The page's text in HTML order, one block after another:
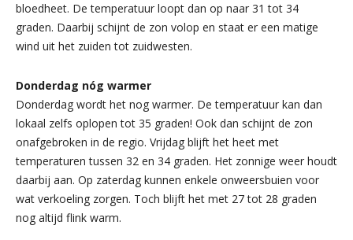
bloedheet. De temperatuur loopt dan op naar 31 tot 34
graden. Daarbij schijnt de zon volop en staat er een matige
wind uit het zuiden tot zuidwesten.
Donderdag nóg warmer
Donderdag wordt het nog warmer. De temperatuur kan dan
lokaal zelfs oplopen tot 35 graden! Ook dan schijnt de zon
onafgebroken in de regio. Vrijdag blijft het heet met
temperaturen tussen 32 en 34 graden. Het zonnige weer houdt
daarbij aan. Op zaterdag kunnen enkele onweersbuien voor
wat verkoeling zorgen. Toch blijft het met 27 tot 28 graden
nog altijd flink warm.